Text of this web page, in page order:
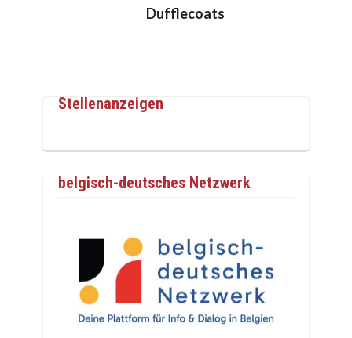
Dufflecoats
Stellenanzeigen
belgisch-deutsches Netzwerk